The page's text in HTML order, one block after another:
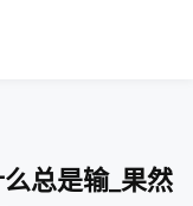
总是输_果然